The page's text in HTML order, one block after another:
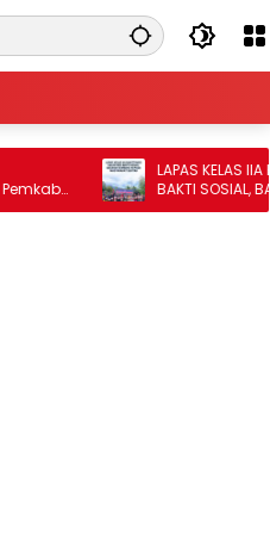
LAPAS KELAS IIA
BAKTI SOSIAL, BAGIKAN
MASYARAKAT SEKITAR